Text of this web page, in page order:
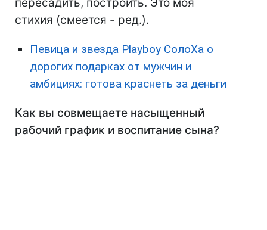
пересадить, построить. Это моя
стихия (смеется - ред.).
Певица и звезда Playboy СолоХа о
дорогих подарках от мужчин и
амбициях: готова краснеть за деньги
Как вы совмещаете насыщенный
рабочий график и воспитание сына?